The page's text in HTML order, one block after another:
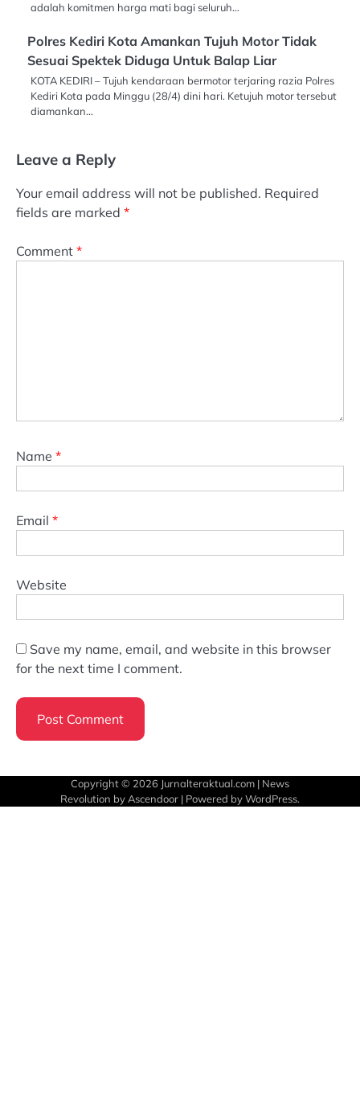
adalah komitmen harga mati bagi seluruh…
Polres Kediri Kota Amankan Tujuh Motor Tidak
Sesuai Spektek Diduga Untuk Balap Liar
KOTA KEDIRI – Tujuh kendaraan bermotor terjaring razia Polres
Kediri Kota pada Minggu (28/4) dini hari. Ketujuh motor tersebut
diamankan…
Leave a Reply
Your email address will not be published. Required
fields are marked *
Comment *
Name *
Email *
Website
Save my name, email, and website in this browser
for the next time I comment.
Copyright © 2026 Jurnalteraktual.com | News
Revolution by Ascendoor | Powered byWordPress.